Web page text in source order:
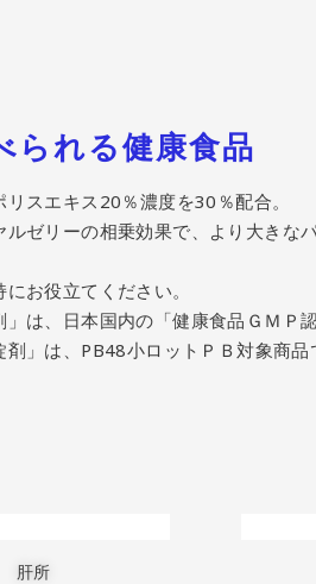
られる健康食品
スエキス20％濃度を30％配合。
ルゼリーの相乗効果で、より大きな
お役立てください。
は、日本国内の「健康食品ＧＭＰ
」は、PB48小ロットＰＢ対象商品
肝所